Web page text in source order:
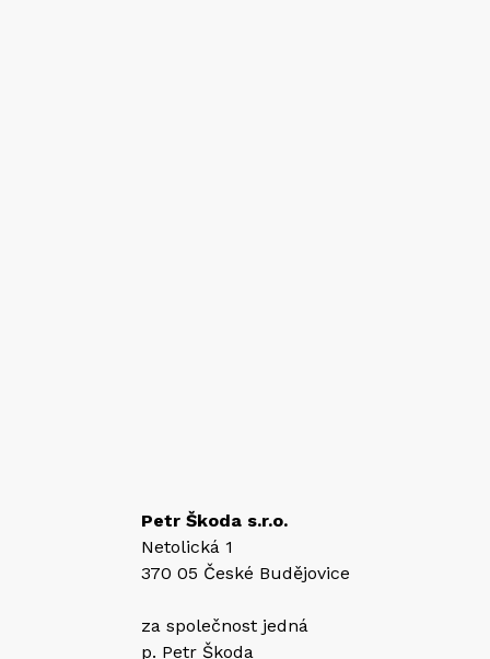
Petr Škoda s.r.o.
Netolická 1
370 05 České Budějovice
za společnost jedná
p. Petr Škoda